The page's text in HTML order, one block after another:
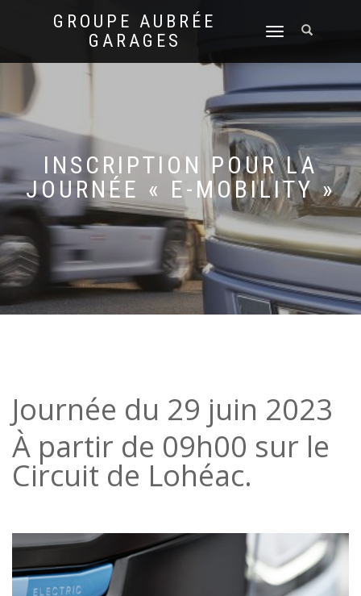
GROUPE AUBRÉE
GARAGES
DÉPLIER
NAVIGATION
INSCRIPTION POUR LA
JOURNÉE « E-MOBILITY »
Journée du 29 juin 2023
À partir de 09h00 sur le
Circuit de Lohéac.